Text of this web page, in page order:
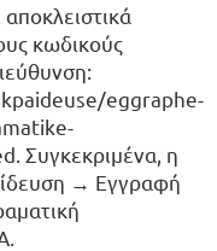
κωδικούς
eggraphe-
Συγκεκριμένα, η
→ Εγγραφή